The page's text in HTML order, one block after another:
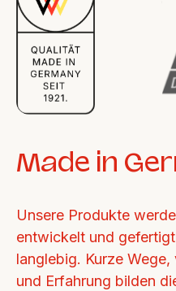
Made in
Unsere Produkte
entwickelt und
langlebig. Kurze
und Erfahrung bilden